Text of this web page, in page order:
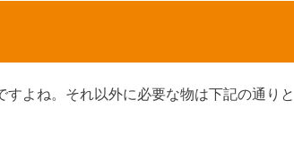
よね。それ以外に必要な物は下記の通りと